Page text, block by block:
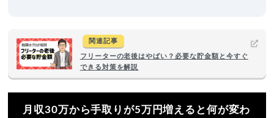
関連記事
フリーターの老後はやばい？必要な貯金額と今すぐ
できる対策を解説
月収30万から手取りが5万円増えると何が変わ